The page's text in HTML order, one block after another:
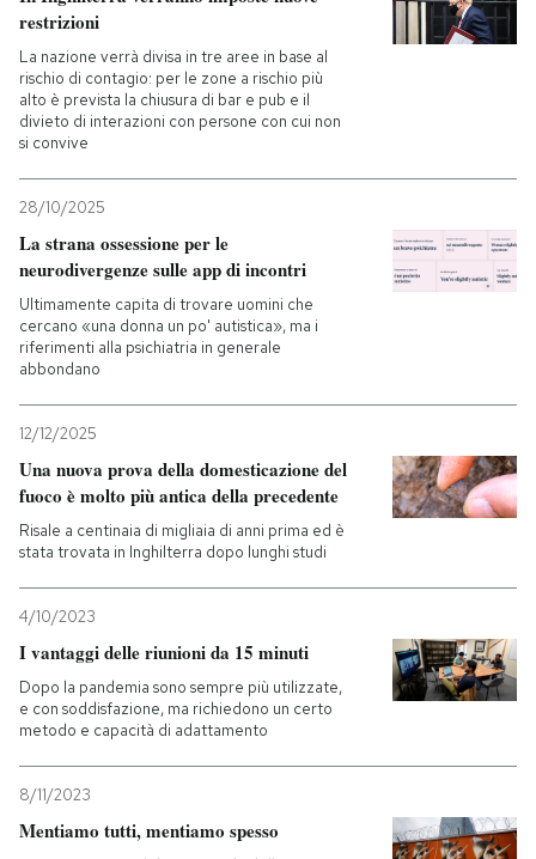
restrizioni
La nazione verrà divisa in tre aree in base al
rischio di contagio: per le zone a rischio più
alto è prevista la chiusura di bar e pub e il
divieto di interazioni con persone con cui non
si convive
28/10/2025
La strana ossessione per le
neurodivergenze sulle app di incontri
Ultimamente capita di trovare uomini che
cercano «una donna un po' autistica», ma i
riferimenti alla psichiatria in generale
abbondano
12/12/2025
Una nuova prova della domesticazione del
fuoco è molto più antica della precedente
Risale a centinaia di migliaia di anni prima ed è
stata trovata in Inghilterra dopo lunghi studi
4/10/2023
I vantaggi delle riunioni da 15 minuti
Dopo la pandemia sono sempre più utilizzate,
e con soddisfazione, ma richiedono un certo
metodo e capacità di adattamento
8/11/2023
Mentiamo tutti, mentiamo spesso